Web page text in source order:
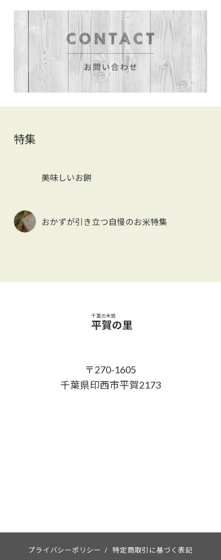
特集
美味しいお餅
おかずが引き立つ自慢のお米特集
千葉の米処
平賀の里
〒270-1605
千葉県印西市平賀2173
プライバシーポリシー / 特定商取引に基づく表記